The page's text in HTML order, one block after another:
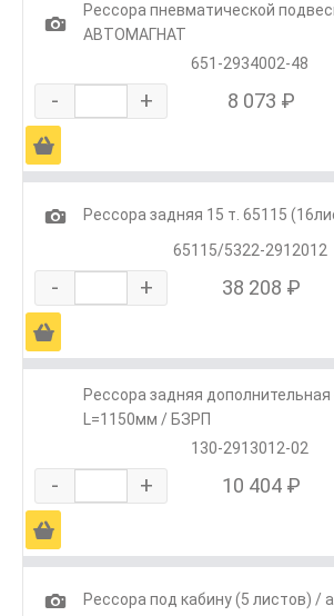
1
Рессора пневматической
АВТОМАГНАТ
651-2934002-48
- + 8 073 ₽
Ä
1
Рессора задняя 15 т. 65115
65115/5322-2912012
- + 38 208 ₽
Ä
Рессора задняя дополнительная
L=1150мм / БЗРП
130-2913012-02
- + 10 404 ₽
Ä
1
Рессора под кабину (5 листов) /